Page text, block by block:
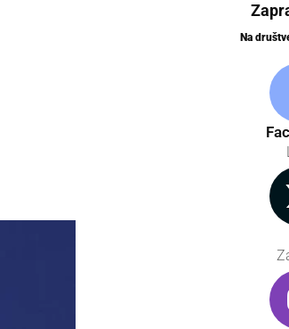
Na